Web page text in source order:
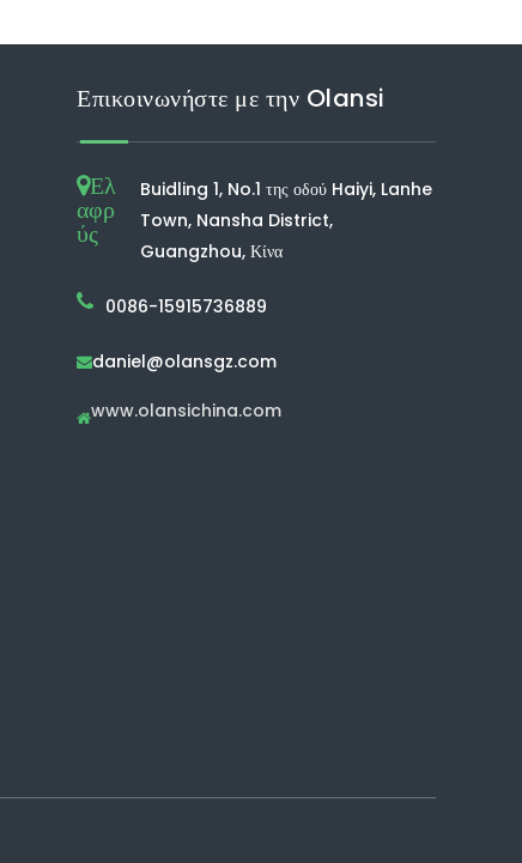
Επικοινωνήστε με την Olansi
Ελ
αφρ
ύς
Buidling 1, No.1 της οδού Haiyi, Lanhe
Town, Nansha District,
Guangzhou, Κίνα
0086-15915736889
daniel@olansgz.com
www.olansichina.com